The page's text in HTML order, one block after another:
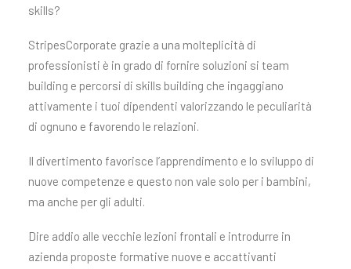
skills?
StripesCorporate grazie a una molteplicità di
professionisti è in grado di fornire soluzioni si team
building e percorsi di skills building che ingaggiano
attivamente i tuoi dipendenti valorizzando le peculiarità
di ognuno e favorendo le relazioni.
Il divertimento favorisce l’apprendimento e lo sviluppo di
nuove competenze e questo non vale solo per i bambini,
ma anche per gli adulti.
Dire addio alle vecchie lezioni frontali e introdurre in
azienda proposte formative nuove e accattivanti